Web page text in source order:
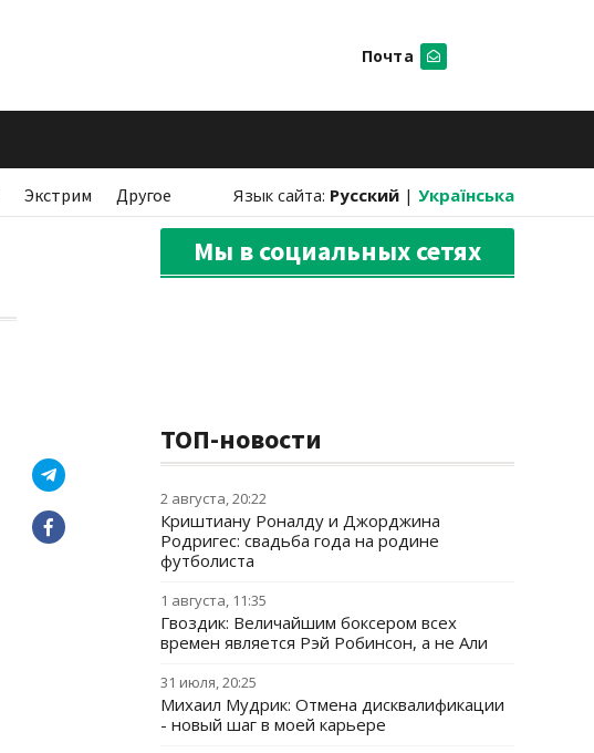
Почта
Экстрим Другое Язык сайта: Русский | Українська
Мы в социальных сетях
ТОП-новости
2 августа, 20:22
Криштиану Роналду и Джорджина
Родригес: свадьба года на родине
футболиста
1 августа, 11:35
Гвоздик: Величайшим боксером всех
времен является Рэй Робинсон, а не Али
31 июля, 20:25
Михаил Мудрик: Отмена дисквалификации
- новый шаг в моей карьере